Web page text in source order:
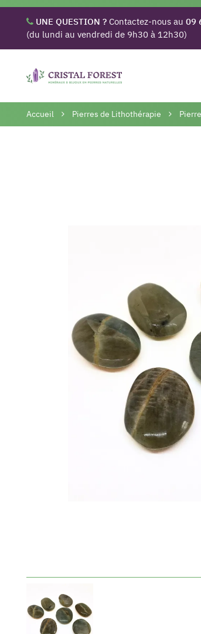
UNE QUESTION ? Contactez-nous au 09
(du lundi au vendredi de 9h30 à 12h30)
Accueil Pierres de Lithothérapie